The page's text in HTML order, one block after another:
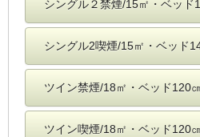
シングル２禁煙/15㎡・ベッド
シングル2喫煙/15㎡・ベッド
ツイン禁煙/18㎡・ベッド120
ツイン喫煙/18㎡・ベッド120